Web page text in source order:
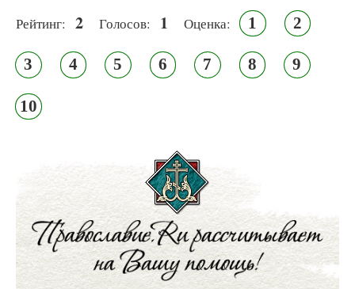
Рейтинг: 2 Голосов: 1 Оценка: 1 2
3 4 5 6 7 8 9
10